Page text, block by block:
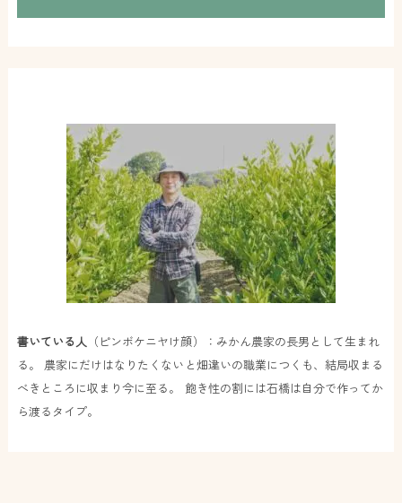
書いている人 （ピンボケニヤけ顔）：みかん農家の長男として生まれ
る。 農家にだけはなりたくないと畑違いの職業につくも、結局収まる
べきところに収まり今に至る。 飽き性の割には石橋は自分で作ってか
ら渡るタイプ。